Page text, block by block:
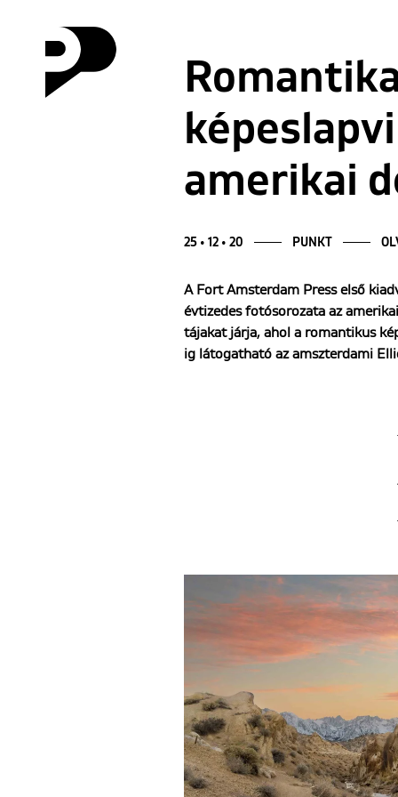
amerikai
25 • 12 • 20 PUNKT
A Fort Amsterdam Press első
évtizedes fotósorozata az
tájakat járja, ahol a romantikus
ig látogatható az amszterdami